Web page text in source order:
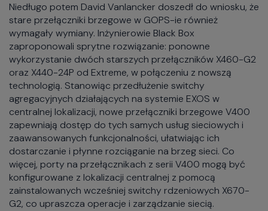
Niedługo potem David Vanlancker doszedł do wniosku, że
stare przełączniki brzegowe w GOPS-ie również
wymagały wymiany. Inżynierowie Black Box
zaproponowali sprytne rozwiązanie: ponowne
wykorzystanie dwóch starszych przełączników X460-G2
oraz X440-24P od Extreme, w połączeniu z nowszą
technologią. Stanowiąc przedłużenie switchy
agregacyjnych działających na systemie EXOS w
centralnej lokalizacji, nowe przełączniki brzegowe V400
zapewniają dostęp do tych samych usług sieciowych i
zaawansowanych funkcjonalności, ułatwiając ich
dostarczanie i płynne rozciąganie na brzeg sieci. Co
więcej, porty na przełącznikach z serii V400 mogą być
konfigurowane z lokalizacji centralnej z pomocą
zainstalowanych wcześniej switchy rdzeniowych X670-
G2, co upraszcza operacje i zarządzanie siecią.